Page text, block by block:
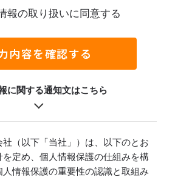
報の取り扱いに同意する
内容を確認する
に関する通知文はこちら
（以下「当社」）は、以下のとお
を定め、個人情報保護の仕組みを構
情報保護の重要性の認識と取組み